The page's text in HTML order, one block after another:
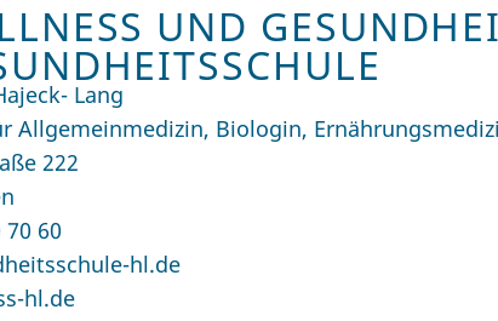
UND
Lang
Allgemeinmedizin, Biologin,
222
60
hl.de
hl.de